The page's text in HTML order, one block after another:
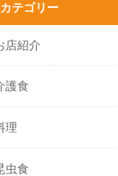
カテゴリー
店紹介
護食
理
虫食